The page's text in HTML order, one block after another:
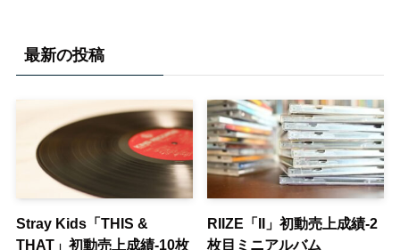
最新の投稿
Stray Kids「THIS &
THAT」初動売上成績-10枚
RIIZE「II」初動売上成績-2
枚目ミニアルバム